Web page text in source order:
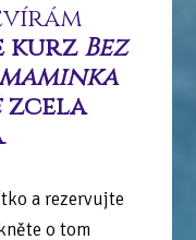
kurzBez
zcela
.
a rezervujte
o tom